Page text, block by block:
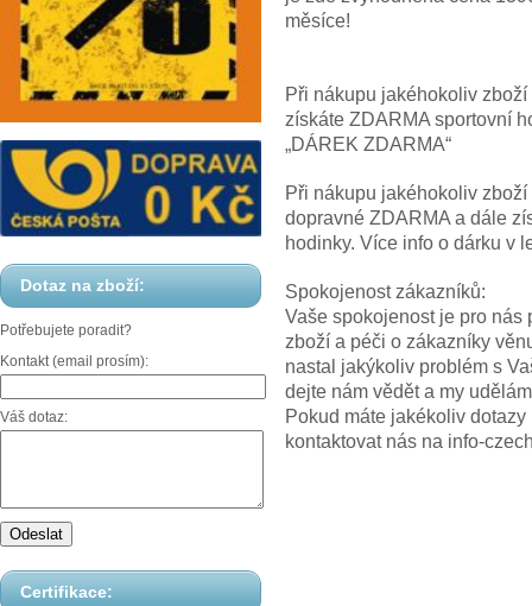
Dotaz na zboží:
Potřebujete poradit?
Kontakt (email prosím):
Váš dotaz:
Certifikace:
měsíce!
Při nákupu jakéhokoliv
získáte ZDARMA sportovní
„DÁREK ZDARMA“
Při nákupu jakéhokoliv
dopravné ZDARMA a dále
hodinky. Více info o dárku v
Spokojenost zákazníků:
Vaše spokojenost je pro nás
zboží a péči o zákazníky
nastal jakýkoliv problém s
dejte nám vědět a my
Pokud máte jakékoliv
kontaktovat nás na info-